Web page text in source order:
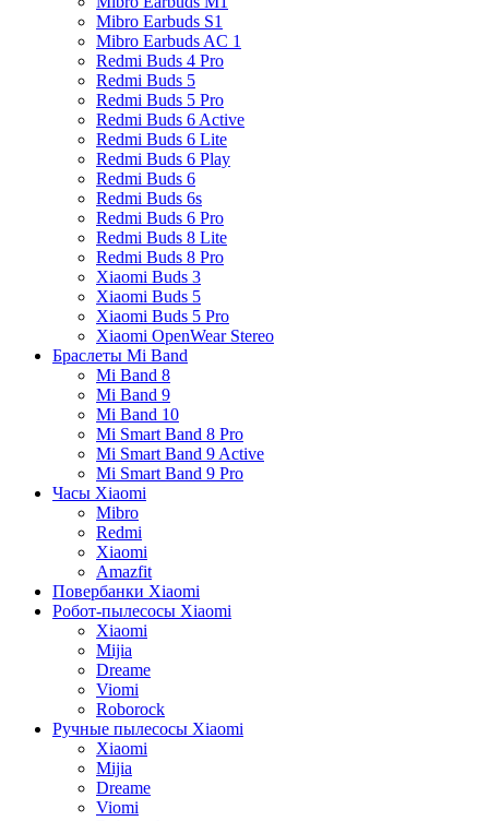
Mibro Earbuds S1
Mibro Earbuds AC 1
Redmi Buds 4 Pro
Redmi Buds 5
Redmi Buds 5 Pro
Redmi Buds 6 Active
Redmi Buds 6 Lite
Redmi Buds 6 Play
Redmi Buds 6
Redmi Buds 6s
Redmi Buds 6 Pro
Redmi Buds 8 Lite
Redmi Buds 8 Pro
Xiaomi Buds 3
Xiaomi Buds 5
Xiaomi Buds 5 Pro
Xiaomi OpenWear Stereo
Браслеты Mi Band
Mi Band 8
Mi Band 9
Mi Band 10
Mi Smart Band 8 Pro
Mi Smart Band 9 Active
Mi Smart Band 9 Pro
Часы Xiaomi
Mibro
Redmi
Xiaomi
Amazfit
Повербанки Xiaomi
Робот-пылесосы Xiaomi
Xiaomi
Mijia
Dreame
Viomi
Roborock
Ручные пылесосы Xiaomi
Xiaomi
Mijia
Dreame
Viomi